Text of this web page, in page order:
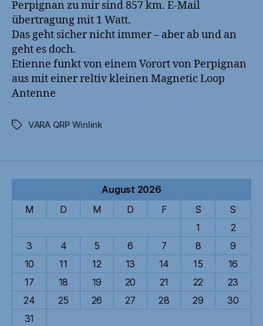
Perpignan zu mir sind 857 km. E-Mail
übertragung mit 1 Watt.
Das geht sicher nicht immer – aber ab und an
geht es doch.
Etienne funkt von einem Vorort von Perpignan
aus mit einer reltiv kleinen Magnetic Loop
Antenne
Schlagwörter
VARA QRP Winlink
August 2026
M
D M D F S
S
1
2
3
4 5 6 7 8
9
10
11 12 13 14 15
16
17
18 19 20 21 22
23
24
25 26 27 28 29
30
31